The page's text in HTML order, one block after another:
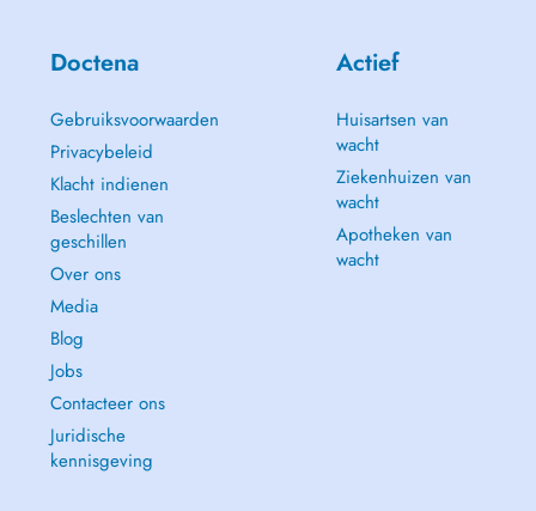
Doctena
Gebruiksvoorwaarden
Privacybeleid
Klacht indienen
Beslechten van
geschillen
Over ons
Media
Blog
Jobs
Contacteer ons
Juridische
kennisgeving
Actief
Huisartsen van
wacht
Ziekenhuizen van
wacht
Apotheken van
wacht